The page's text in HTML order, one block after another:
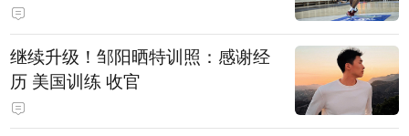
继续升级！邹阳晒特训照：感谢经
历 美国训练 收官